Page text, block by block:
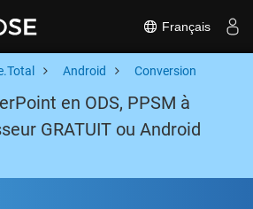
Français
Android Conversion
en ODS, PPSM à
GRATUIT ou Android